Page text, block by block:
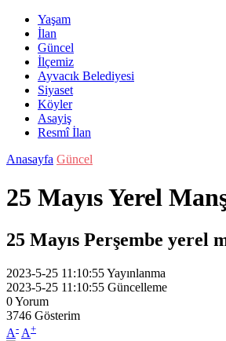
Yaşam
İlan
Güncel
İlçemiz
Ayvacık Belediyesi
Siyaset
Köyler
Asayiş
Resmî İlan
Anasayfa Güncel
25 Mayıs Yerel
25 Mayıs Perşembe yerel
2023-5-25 11:10:55Yayınlanma
2023-5-25 11:10:55 Güncelleme
0Yorum
3746 Gösterim
A- A+